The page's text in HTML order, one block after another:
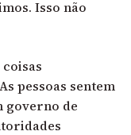
Isso não
pessoas sentem
governo de